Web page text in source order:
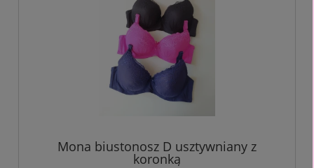
Mona biustonosz D usztywniany z
koronką